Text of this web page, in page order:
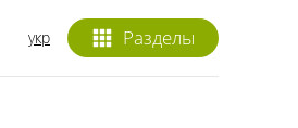
Разделы
укр